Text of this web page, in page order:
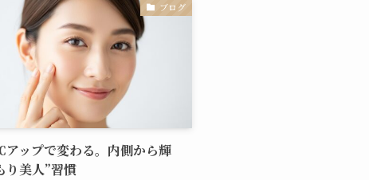
ブログ
ップで変わる。内側から輝
り美人”習慣